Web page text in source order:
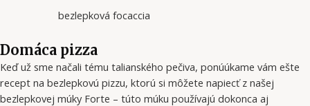
bezlepková focaccia
Domáca pizza
Keď už sme načali tému talianského pečiva, ponúúkame vám ešte
recept na bezlepkovú pizzu, ktorú si môžete napiecť z našej
bezlepkovej múky Forte – túto múku používajú dokonca aj